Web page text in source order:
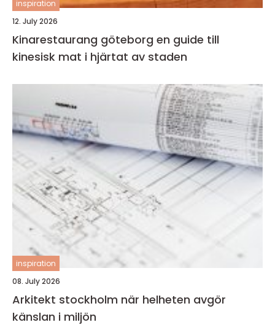
inspiration
12. July 2026
Kinarestaurang göteborg en guide till
kinesisk mat i hjärtat av staden
inspiration
08. July 2026
Arkitekt stockholm när helheten avgör
känslan i miljön